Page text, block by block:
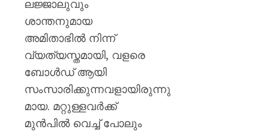
ലജ്ജാലുവും
ശാന്തനുമായ
അമിതാഭിൽ നിന്ന്
വ്യത്യസ്തമായി, വളരെ
ബോൾഡ് ആയി
സംസാരിക്കുന്നവളായിരുന്നു
മായ. മറ്റുള്ളവർക്ക്
മുൻപിൽ വെച്ച് പോലും